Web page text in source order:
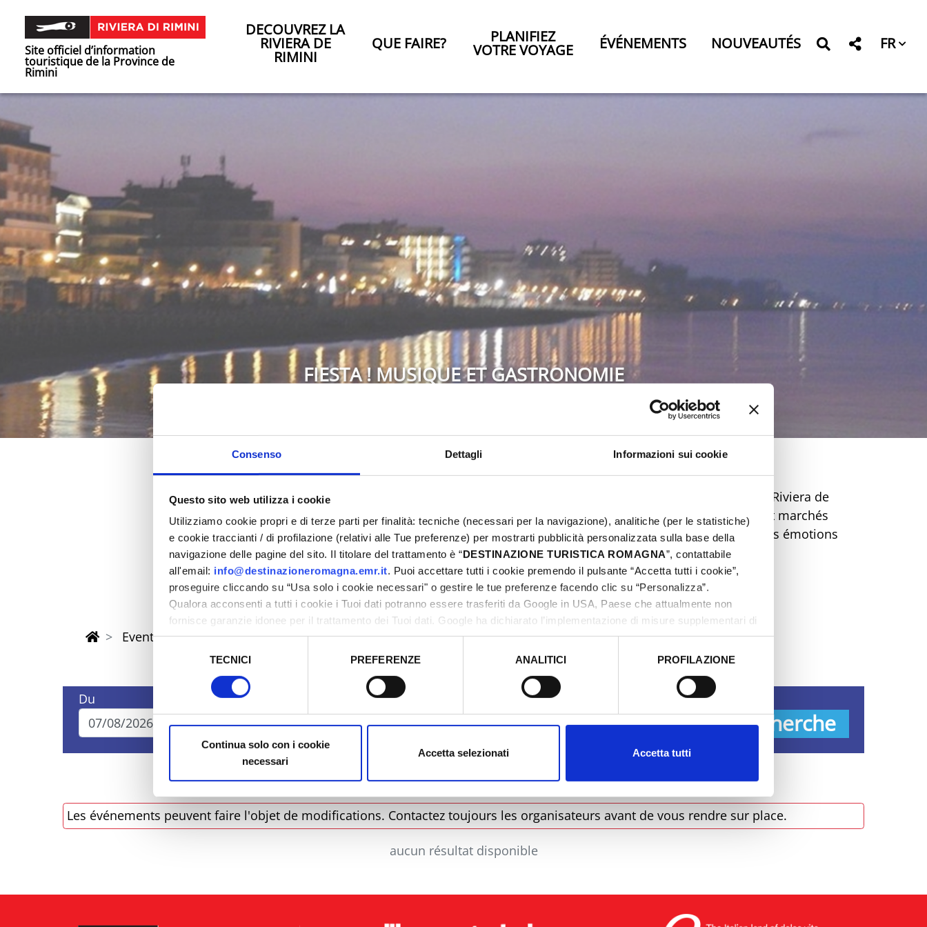
Consenso Dettagli Informazioni sui cookie
Questo sito web utilizza i cookie
Utilizziamo cookie propri e di terze parti per finalità: tecniche (necessari per la navigazione), analitiche (per le statistiche)
e cookie traccianti / di profilazione (relativi alle Tue preferenze) per mostrarti pubblicità personalizzata sulla base della
navigazione delle pagine del sito. Il titolare del trattamento è “DESTINAZIONE TURISTICA ROMAGNA”, contattabile
all'email: info@destinazioneromagna.emr.it. Puoi accettare tutti i cookie premendo il pulsante “Accetta tutti i cookie”,
proseguire cliccando su “Usa solo i cookie necessari" o gestire le tue preferenze facendo clic su “Personalizza”.
Qualora acconsenti a tutti i cookie i Tuoi dati potranno essere trasferiti da Google in USA, Paese che attualmente non
fornisce garanzie idonee per il trattamento dei Tuoi dati. Google ha dichiarato l’implementazione di misure supplementari di
sicurezza a Tutela dei navigatori, che abbiamo valutato essere sufficienti.
Selezione
TECNICI PREFERENZE ANALITICI PROFILAZIONE
Continua solo con i cookie
necessari
Accetta selezionati Accetta tutti
Site officiel d’information
touristique de la Province de
Rimini
DECOUVREZ LA
RIVIERA DE
RIMINI
QUE FAIRE? PLANIFIEZ
VOTRE VOYAGE ÉVÉNEMENTS NOUVEAUTÉS FR
FIESTA ! MUSIQUE ET GASTRONOMIE
Pâques 2026
dans la province de Rimini
Ne manquez pas l'occasion de vivre une fête de Pâques inoubliable sur la Riviera de
Rimini ! Un week-end riche en événements, sports, street food, musique et marchés
vous attend. Découvrez toutes les propositions et préparez-vous à vivre des émotions
uniques. Réservez dès maintenant votre Pâques de rêve !
Eventi di Pasqua Riviera Rimini
Du Au Municipalité
Recherche
Les événements peuvent faire l'objet de modifications. Contactez toujours les organisateurs avant de vous rendre sur place.
aucun résultat disponible